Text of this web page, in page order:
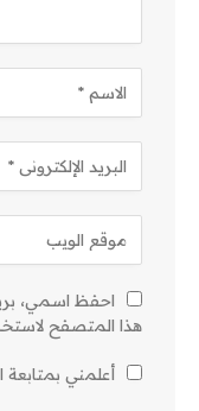
احفظ اسمي،
هذا المتصفح
أعلمني بمتابعة